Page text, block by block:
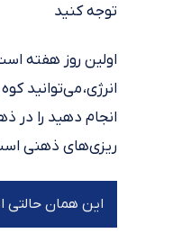
توجه کنید
اولین روز هفته
انرژی، می‌توانید
انجام دهید را در
ریزی‌های ذهنی
این همان